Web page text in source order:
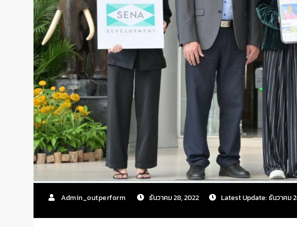
Admin_outperform ธันวาคม 28, 2022 Latest Update: ธันวาคม